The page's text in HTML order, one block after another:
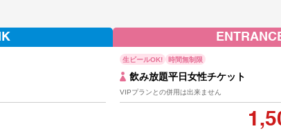
生ビールOK! 時間無制限
飲み放題平日女性チケット
VIPプランとの併用は出来ません